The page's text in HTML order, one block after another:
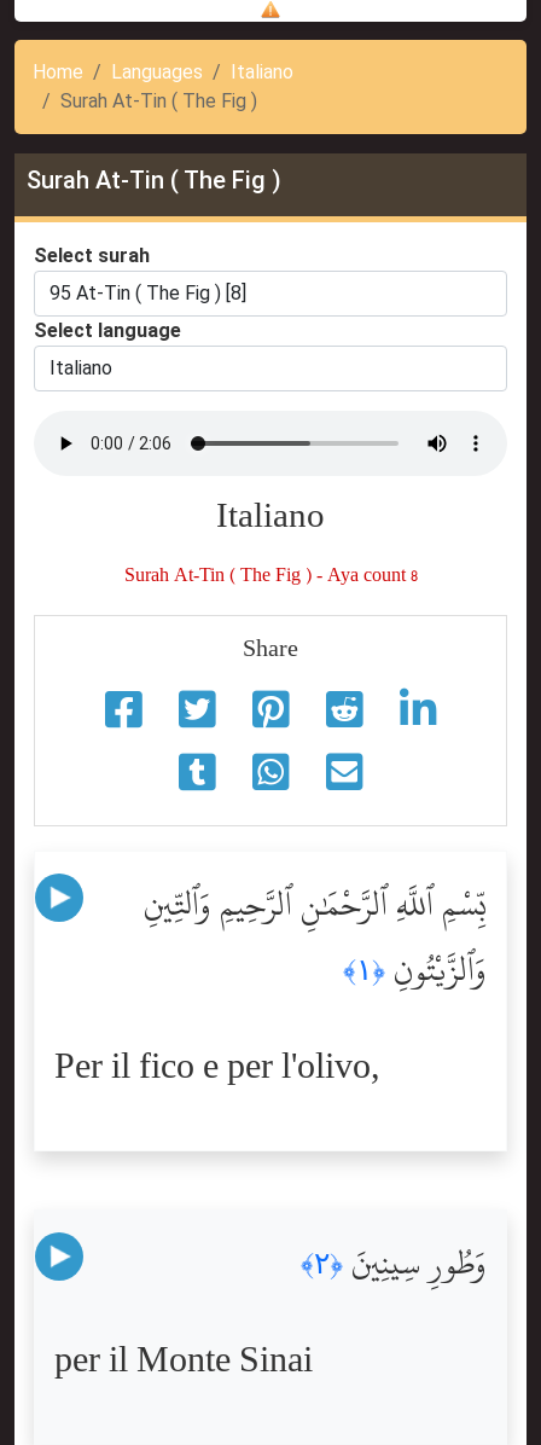
Home Languages
Italiano
Surah At-Tin ( The Fig )
Surah At-Tin ( The Fig )
Select surah
Select language
Italiano
Surah At-Tin ( The Fig ) - Aya count 8
Share
بِّسْمِ ٱللَّهِ ٱلرَّحْمَٰنِ ٱلرَّحِيمِ وَٱلتِّينِ
وَٱلزَّيْتُونِ ﴿١﴾
Per il fico e per l'olivo,
وَطُورِ سِينِينَ ﴿٢﴾
per il Monte Sinai